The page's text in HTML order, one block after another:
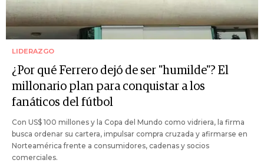
LIDERAZGO
¿Por qué Ferrero dejó de ser "humilde"? El
millonario plan para conquistar a los
fanáticos del fútbol
Con US$ 100 millones y la Copa del Mundo como vidriera, la firma
busca ordenar su cartera, impulsar compra cruzada y afirmarse en
Norteamérica frente a consumidores, cadenas y socios
comerciales.